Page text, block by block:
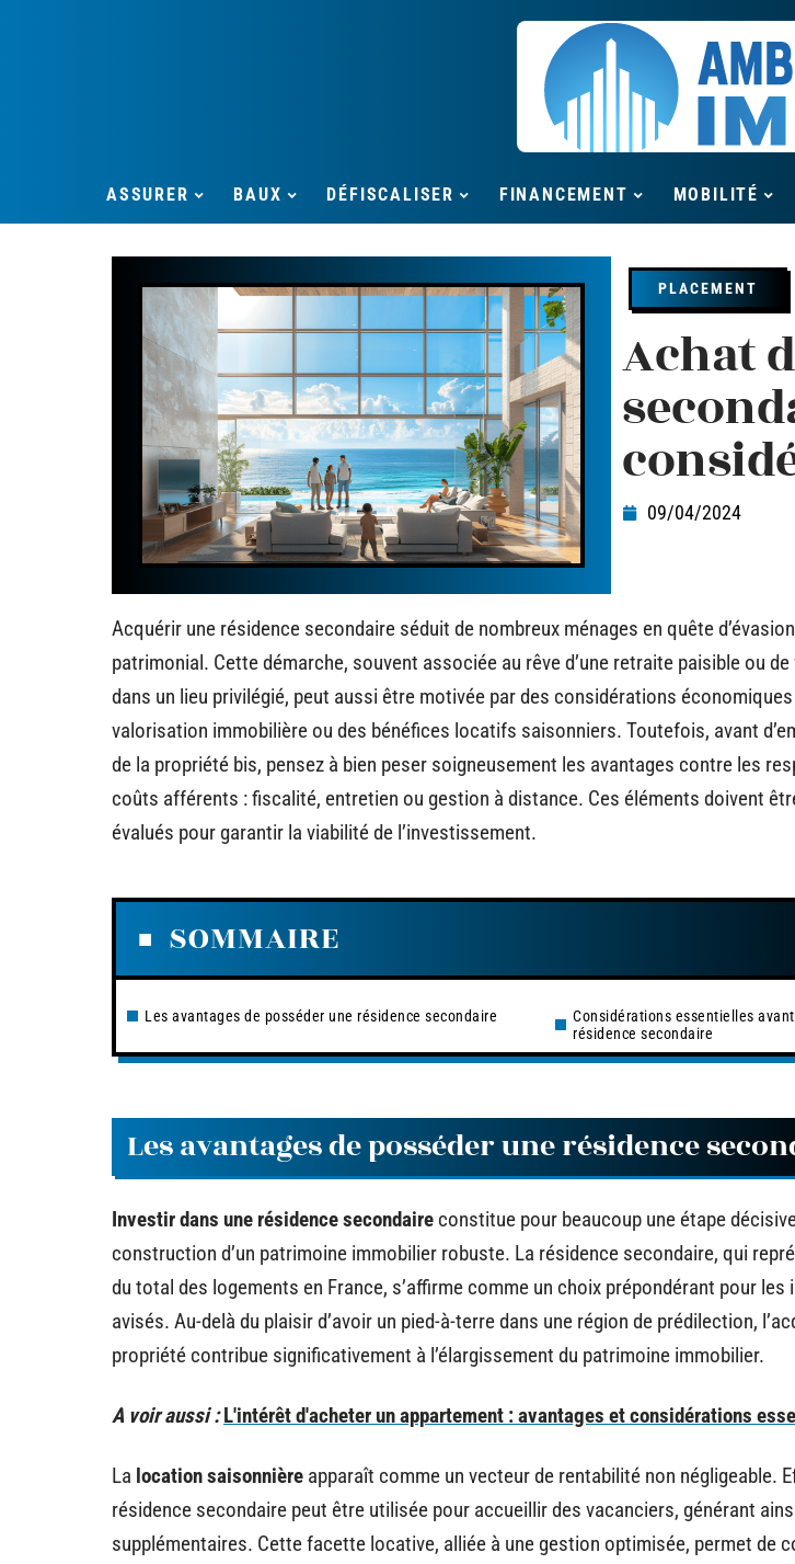
ASSURER BAUX DÉFISCALISER FINANCEMENT MOBILITÉ
PLACEMENT
Achat
09/04/2024
Acquérir une résidence secondaire séduit de nombreux ménages en quête
patrimonial. Cette démarche, souvent associée au rêve d’une retraite paisible ou
dans un lieu privilégié, peut aussi être motivée par des considérations
valorisation immobilière ou des bénéfices locatifs saisonniers. Toutefois, avant
de la propriété bis, pensez à bien peser soigneusement les avantages contre les
coûts afférents : fiscalité, entretien ou gestion à distance. Ces éléments doivent
évalués pour garantir la viabilité de l’investissement.
SOMMAIRE
Les avantages de posséder une résidence secondaire
Considérations essentielles avant
résidence secondaire
Les avantages de posséder une résidence
Investir dans une résidence secondaire constitue pour beaucoup une étape
construction d’un patrimoine immobilier robuste. La résidence secondaire, qui
du total des logements en France, s’affirme comme un choix prépondérant pour les
avisés. Au-delà du plaisir d’avoir un pied-à-terre dans une région de prédilection,
propriété contribue significativement à l’élargissement du patrimoine immobilier.
A voir aussi : L'intérêt d'acheter un appartement : avantages et considérations
La location saisonnière apparaît comme un vecteur de rentabilité non négligeable.
résidence secondaire peut être utilisée pour accueillir des vacanciers, générant
supplémentaires. Cette facette locative, alliée à une gestion optimisée, permet de